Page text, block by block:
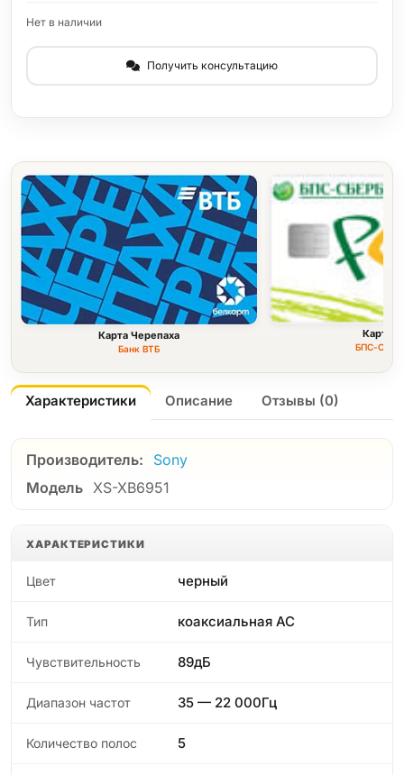
Нет в наличии
Получить консультацию
Карта Черепаха
Банк ВТБ
Карта
БПС-
Характеристики Описание Отзывы (0)
Производитель:
Sony
Модель XS-XB6951
ХАРАКТЕРИСТИКИ
Цвет черный
Тип коаксиальная АС
Чувствительность 89дБ
Диапазон частот 35 — 22 000Гц
Количество полос 5